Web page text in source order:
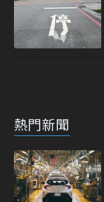
熱門新聞